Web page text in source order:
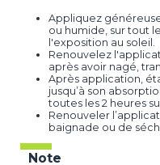
Appliquez
ou humide, sur tout
l'exposition au soleil.
Renouvelez
après avoir nagé,
Après application,
jusqu’à son
toutes les 2 heures
Renouveler
baignade ou de
Note